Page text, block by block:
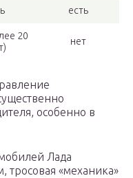
есть
20
нет
особенно в
Лада
тросовая «механика»